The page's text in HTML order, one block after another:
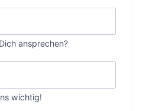
ansprechen?
wichtig!